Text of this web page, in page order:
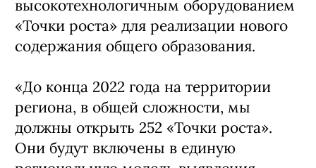
высокотехнологичным оборудованием
«Точки роста» для реализации нового
содержания общего образования.
«До конца 2022 года на территории
региона, в общей сложности, мы
должны открыть 252 «Точки роста».
Они будут включены в единую